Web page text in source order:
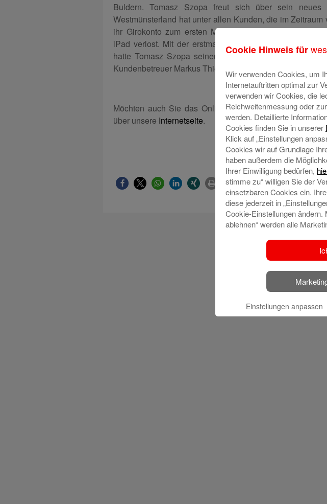
Buldern. Tomasz Szopa freut sich über sein neues
Westmünsterland hat unter allen Kunden, die im
ihr Girokonto zum ersten Mal für das Online-Banking
iPad verlost. Mit der erstmaligen Freischaltung seines
hatte Tomasz Szopa seinen Namen in den Lostopf
Kundenbetreuer Markus Thiemann überreichte den Gewinn.
Möchten auch Sie das Online-Banking nutzen, dann
über unsere Internetseite.
Cookie Hinweis für
Wir verwenden Cookies, um
Internetauftritten optimal zur
verwenden wir Cookies, die
Reichweitenmessung oder
werden. Detaillierte
Cookies finden Sie in unserer
Klick auf „Einstellungen
Cookies wir auf Grundlage
haben außerdem die
Ihrer Einwilligung bedürfen,
stimme zu“ willigen Sie der
einsetzbaren Cookies ein.
diese jederzeit in
Cookie-Einstellungen ändern.
ablehnen“ werden alle
Einstellungen anpassen